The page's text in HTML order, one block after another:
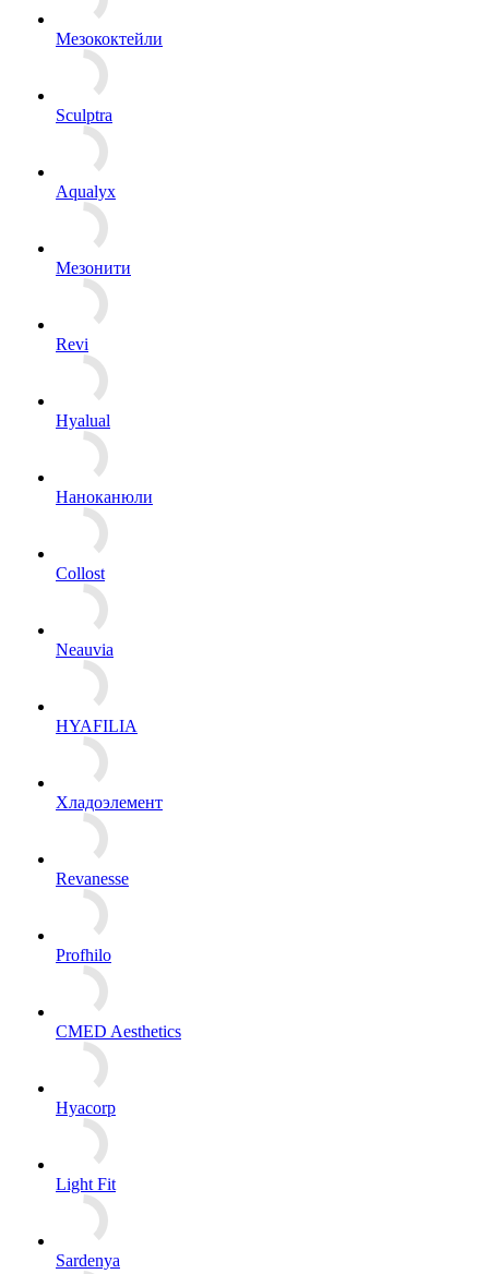
Мезококтейли
Sculptra
Aqualyx
Мезонити
Revi
Hyalual
Наноканюли
Collost
Neauvia
HYAFILIA
Хладоэлемент
Revanesse
Profhilo
CMED Aesthetics
Hyacorp
Light Fit
Sardenya